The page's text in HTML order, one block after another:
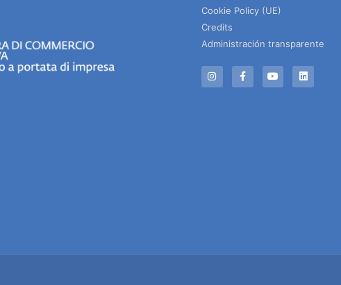
Cookie Policy (UE)
Credits
Administración transparente